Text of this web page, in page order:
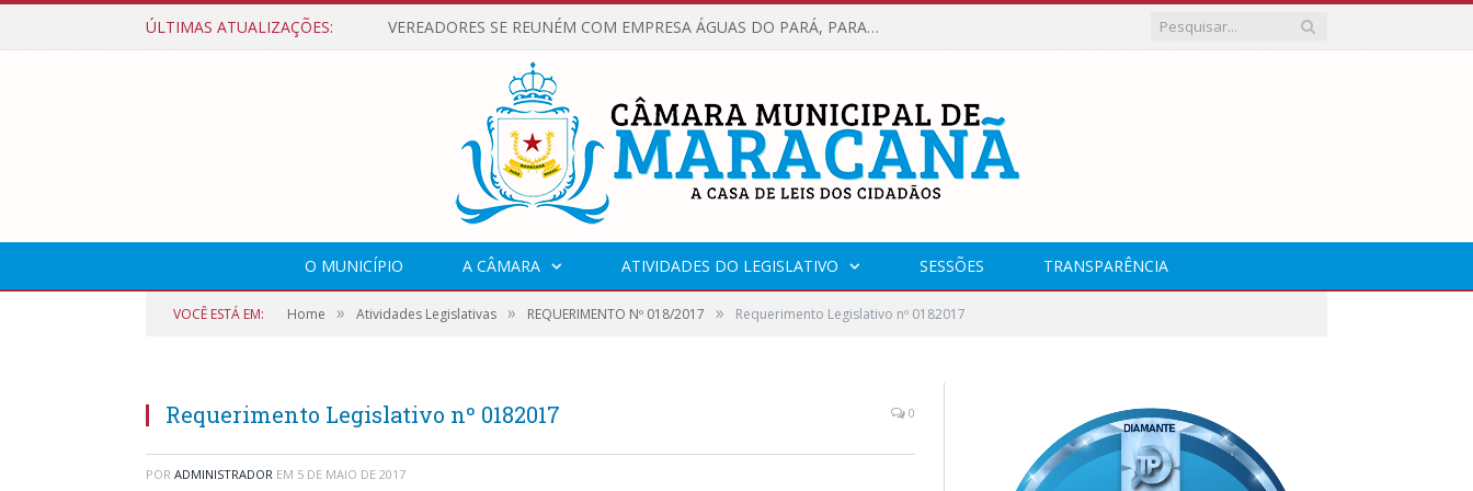
ÚLTIMAS ATUALIZAÇÕES: VEREADORES SE REUNÉM COM EMPRESA ÁGUAS DO PARÁ, PARA APRESENTAR REIVINDICAÇÕES E MELHORIAS NA QUALIDADE DOS SERVIÇOS OFERECIDOS Á POPULAÇÃO.
O MUNICÍPIO A CÂMARA ATIVIDADES DO LEGISLATIVO SESSÕES TRANSPARÊNCIA
VOCÊ ESTÁ EM: Home » Atividades Legislativas » REQUERIMENTO Nº 018/2017 » Requerimento Legislativo nº 0182017
Requerimento Legislativo nº 0182017 0
POR ADMINISTRADOR EM 5 DE MAIO DE 2017